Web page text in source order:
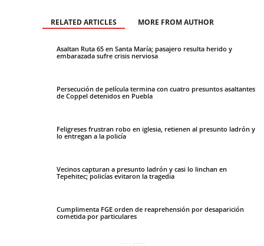
RELATED ARTICLES MORE FROM AUTHOR
Asaltan Ruta 65 en Santa María; pasajero resulta herido y
embarazada sufre crisis nerviosa
Persecución de película termina con cuatro presuntos asaltantes
de Coppel detenidos en Puebla
Feligreses frustran robo en iglesia, retienen al presunto ladrón y
lo entregan a la policía
Vecinos capturan a presunto ladrón y casi lo linchan en
Tepehitec; policías evitaron la tragedia
Cumplimenta FGE orden de reaprehensión por desaparición
cometida por particulares